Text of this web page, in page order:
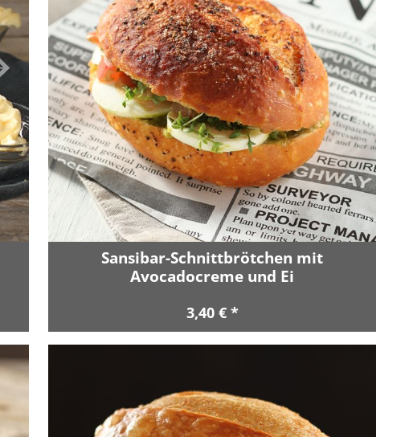
Vor
Sansibar-Schnittbrötchen mit
Avocadocreme und Ei
3,40 € *